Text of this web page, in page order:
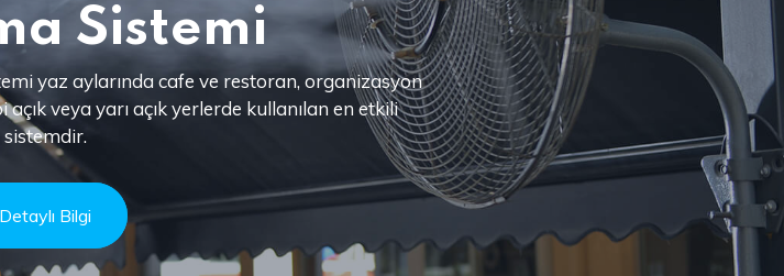
Sistemi
yaz aylarında cafe ve restoran, organizasyon
veya yarı açık yerlerde kullanılan en etkili
sistemdir.
Detaylı Bilgi